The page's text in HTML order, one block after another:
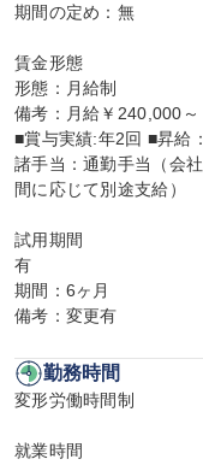
期間の定め：無
賃金形態
形態：月給制
備考：月給￥240,000
■賞与実績:年2回 ■昇給
諸手当：通勤手当（会
間に応じて別途支給）
試用期間
有
期間：6ヶ月
備考：変更有
勤務時間
変形労働時間制
就業時間